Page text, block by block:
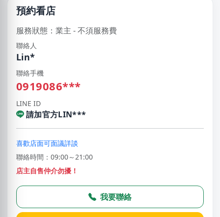
預約看店
服務狀態：業主 - 不須服務費
聯絡人
Lin*
聯絡手機
0919086***
LINE ID
請加官方LIN***
喜歡店面可面議詳談
聯絡時間：09:00～21:00
店主自售仲介勿擾！
我要聯絡